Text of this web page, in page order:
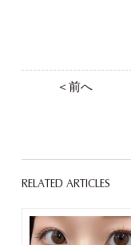
＜前へ
RELATED ARTICLES